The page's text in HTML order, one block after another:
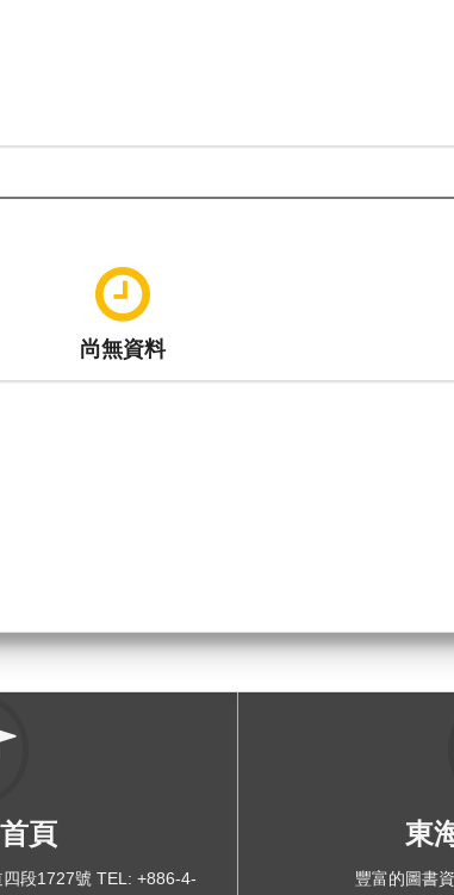
尚無資料
頁
段1727號 TEL: +886-4-
東
豐富的圖書